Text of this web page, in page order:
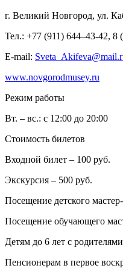
г. Великий Новгород, ул.
Тел.: +77 (911) 644–43-42, 8
E-mail:
www.novgorodmusey.ru
Режим работы
Вт. – вс.: с 12:00 до 20:00
Стоимость билетов
Входной билет – 100 руб.
Экскурсия – 500 руб.
Посещение детского
Посещение обучающего
Детям до 6 лет с
Пенсионерам в первое